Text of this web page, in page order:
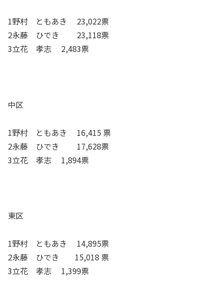
1野村 ともあき 23,022票
2永藤 ひでき 23,118票
3立花 孝志 2,483票
中区
1野村 ともあき 16,415 票
2永藤 ひでき 17,628票
3立花 孝志 1,894票
東区
1野村 ともあき 14,895票
2永藤 ひでき 15,018 票
3立花 孝志 1,399票